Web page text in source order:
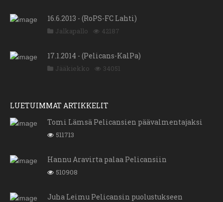
16.6.2013 - (RoPS-FC Lahti)
Jalkapallo 42187
17.1.2014 - (Pelicans-KalPa)
Jääkiekko 34051
LUETUIMMAT ARTIKKELIT
Tomi Lämsä Pelicansien päävalmentajaksi
511713
Hannu Aravirta palaa Pelicansiin
510908
Juha Leimu Pelicansin puolustukseen